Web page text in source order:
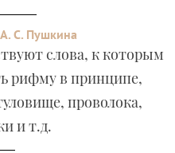
С. Пушкина
слова, к которым
рифму в принципе,
проволока,
и т.д.